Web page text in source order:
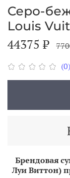
(0)
Серо-
Louis
44375 ₽
Брендовая
Луи Виттон)